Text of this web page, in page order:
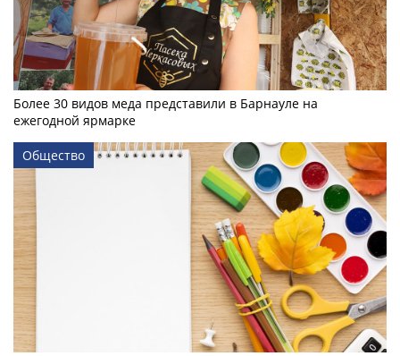
Более 30 видов меда представили в Барнауле на
ежегодной ярмарке
Общество